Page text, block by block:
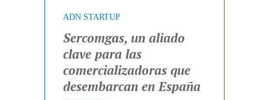
ADN STARTUP
Sercomgas, un aliado
clave para las
comercializadoras que
desembarcan en España